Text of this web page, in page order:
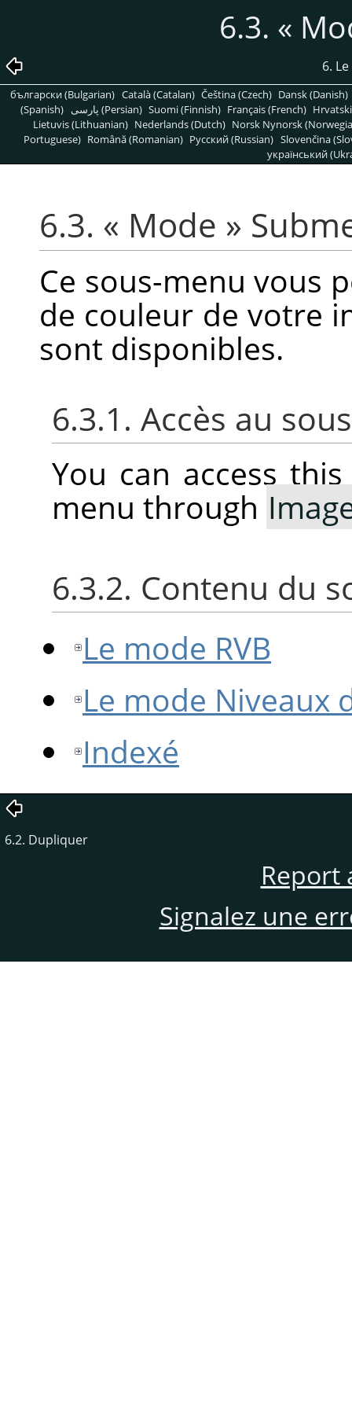
6.3. «
6.
български (Bulgarian) Català (Catalan) Čeština (Czech) Dansk (Danish)
(Spanish)
پارسی (Persian) Suomi (Finnish) Français (French)
Lietuvis (Lithuanian) Nederlands (Dutch) Norsk Nynorsk
Portuguese) Română (Romanian) Pусский (Russian) Slovenčina
український
6.3. « Mode »
Ce sous-menu vous
de couleur de votre
sont disponibles.
6.3.1. Accès au
You can access
menu through
6.3.2. Contenu du
Le mode RVB
Le mode Niveaux
Indexé
6.2. Dupliquer
Report
Signalez une